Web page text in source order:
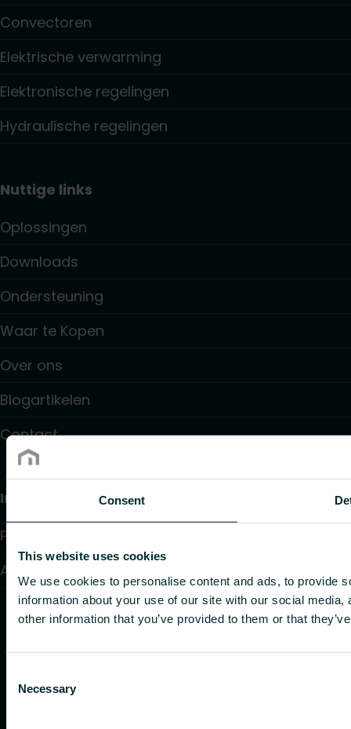
Consent
This website uses cookies
We use cookies to personalise content and ads, to provide
information about your use of our site with our social
other information that you’ve provided to them or that
Selection
Necessary
Convectoren
Elektrische verwarming
Elektronische regelingen
Hydraulische regelingen
Nuttige links
Oplossingen
Downloads
Ondersteuning
Waar te Kopen
Over ons
Blogartikelen
Contact
Information
Privacy beleid
Algemene voorwaarden